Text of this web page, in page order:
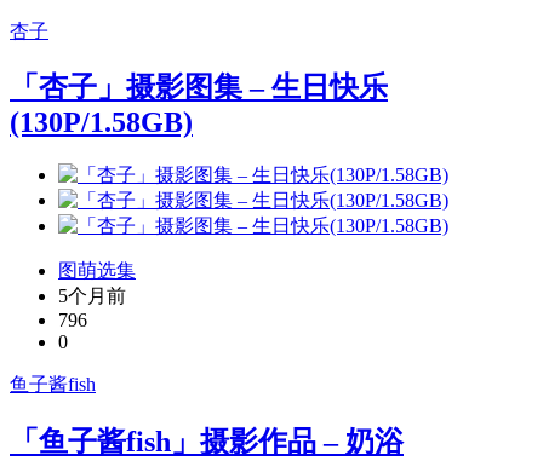
杏子
「杏子」摄影图集 – 生日快乐
(130P/1.58GB)
图萌选集
5个月前
796
0
鱼子酱fish
「鱼子酱fish」摄影作品 – 奶浴